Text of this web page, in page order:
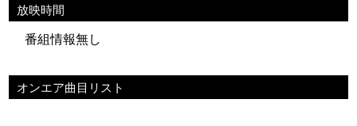
放映時間
番組情報無し
オンエア曲目リスト